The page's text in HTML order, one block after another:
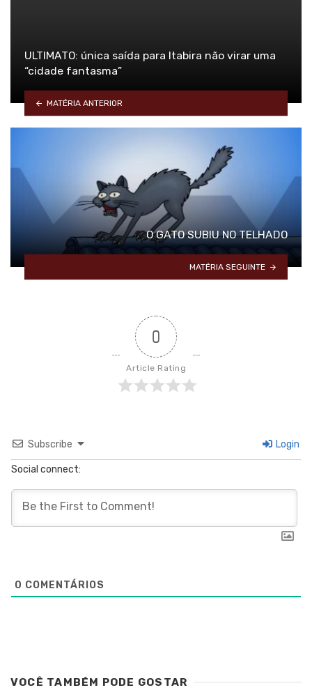
ULTIMATO: única saída para Itabira não virar uma
“cidade fantasma”
MATÉRIA ANTERIOR
O GATO SUBIU NO TELHADO
MATÉRIA SEGUINTE
0
Article Rating
Subscribe Login
Social connect:
0 COMENTÁRIOS
VOCÊ TAMBÉM PODE GOSTAR